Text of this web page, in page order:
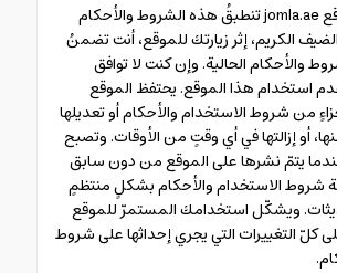
نرحّب بكم في موقع jomla.ae تنطبقُ هذه الشروط والأحكام
الكريم، إثر زيارتك للموقع، أنت تضمنُ
والأحكام الحالية. وإن كنت لا توافق
استخدام هذا الموقع. يحتفظ الموقع
من شروط الاستخدام والأحكام أو تعديلها
أو إزالتها في أي وقتٍ من الأوقات. وتصبح
عندما يتمّ نشرها على الموقع من دون سابق
شروط الاستخدام والأحكام بشكلٍ منتظمٍ
ويشكّل استخدامك المستمرّ للموقع
كلّ التغييرات التي يجري إحداثها على شروط